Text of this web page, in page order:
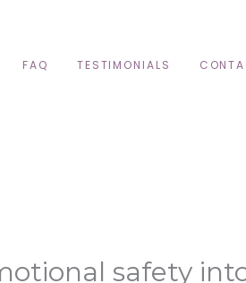
FAQ TESTIMONIALS
safety